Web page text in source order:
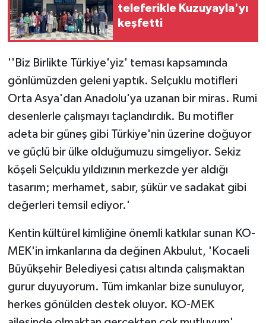
teleferikle Kuzuyayla'yı
keşfetti
''Biz Birlikte Türkiye'yiz' teması kapsamında
gönlümüzden geleni yaptık. Selçuklu motifleri
Orta Asya'dan Anadolu'ya uzanan bir miras. Rumi
desenlerle çalışmayı taçlandırdık. Bu motifler
adeta bir güneş gibi Türkiye'nin üzerine doğuyor
ve güçlü bir ülke olduğumuzu simgeliyor. Sekiz
köşeli Selçuklu yıldızının merkezde yer aldığı
tasarım; merhamet, sabır, şükür ve sadakat gibi
değerleri temsil ediyor.'
Kentin kültürel kimliğine önemli katkılar sunan KO-
MEK'in imkanlarına da değinen Akbulut, 'Kocaeli
Büyükşehir Belediyesi çatısı altında çalışmaktan
gurur duyuyorum. Tüm imkanlar bize sunuluyor,
herkes gönülden destek oluyor. KO-MEK